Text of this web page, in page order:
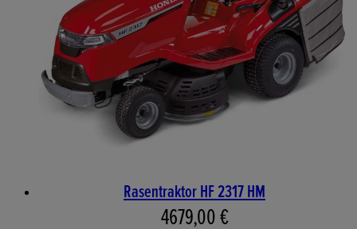
Rasentraktor HF 2317 HM
Aktueller Preis: 4679,00 €.
4679,00 €